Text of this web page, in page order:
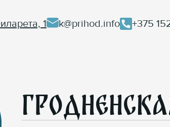
1 k@prihod.info +375